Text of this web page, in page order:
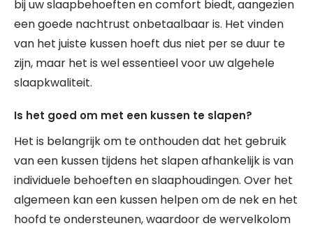
bij uw slaapbehoeften en comfort biedt, aangezien
een goede nachtrust onbetaalbaar is. Het vinden
van het juiste kussen hoeft dus niet per se duur te
zijn, maar het is wel essentieel voor uw algehele
slaapkwaliteit.
Is het goed om met een kussen te slapen?
Het is belangrijk om te onthouden dat het gebruik
van een kussen tijdens het slapen afhankelijk is van
individuele behoeften en slaaphoudingen. Over het
algemeen kan een kussen helpen om de nek en het
hoofd te ondersteunen, waardoor de wervelkolom